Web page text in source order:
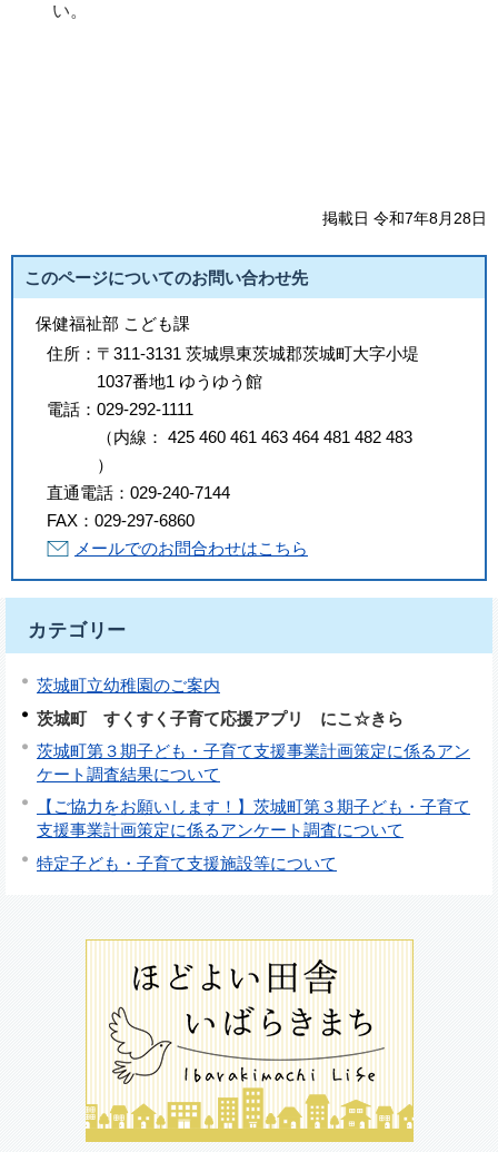
い。
掲載日 令和7年8月28日
このページについてのお問い合わせ先
保健福祉部 こども課
住所： 〒311-3131 茨城県東茨城郡茨城町大字小堤
1037番地1 ゆうゆう館
電話： 029-292-1111
（内線 ： 425 460 461 463 464 481 482 483
）
直通電話： 029-240-7144
FAX： 029-297-6860
メールでのお問合わせはこちら
カテゴリー
茨城町立幼稚園のご案内
茨城町 すくすく子育て応援アプリ にこ☆きら
茨城町第３期子ども・子育て支援事業計画策定に係るアン
ケート調査結果について
【ご協力をお願いします！】茨城町第３期子ども・子育て
支援事業計画策定に係るアンケート調査について
特定子ども・子育て支援施設等について